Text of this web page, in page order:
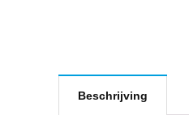
Beschrijving